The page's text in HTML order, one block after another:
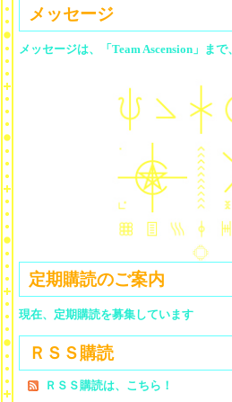
メッセージ
メッセージは、「Team Ascension」まで
定期購読のご案内
現在、定期購読を募集しています
ＲＳＳ購読
ＲＳＳ購読は、こちら！